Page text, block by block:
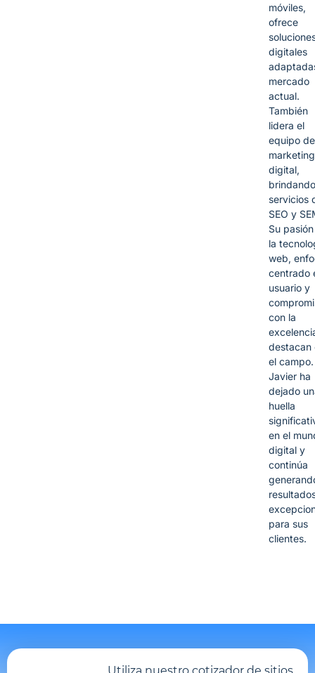
móviles,
ofrece
digitales
mercado
actual.
También
lidera el
equipo de
marketing
digital,
brindando
servicios
SEO y
Su
la
web,
centrado
usuario y
con la
destacan
el campo.
Javier ha
dejado
huella
en el
digital y
continúa
para sus
clientes.